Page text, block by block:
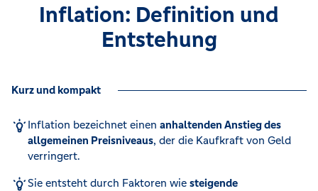
Inflation: Definition und
Entstehung
Kurz und kompakt
Inflation bezeichnet einen anhaltenden Anstieg des
allgemeinen Preisniveaus, der die Kaufkraft von Geld
verringert.
Sie entsteht durch Faktoren wie steigende